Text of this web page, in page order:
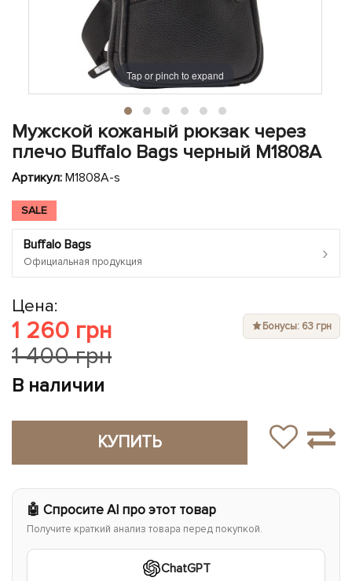
ЧЕХЛЫ ДЛЯ НОУТБУКОВ
Tap or pinch to expand
Мужской кожаный рюкзак через
плечо Buffalo Bags черный M1808A
Артикул: M1808A-s
SALE
Buffalo Bags
Официальная продукция ›
Цена:
1 260 грн
1 400 грн
Бонусы: 63 грн
В наличии
КУПИТЬ
🤖 Спросите AI про этот товар
Получите краткий анализ товара перед покупкой.
ChatGPT